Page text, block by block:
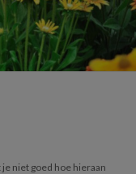
niet goed hoe hieraan